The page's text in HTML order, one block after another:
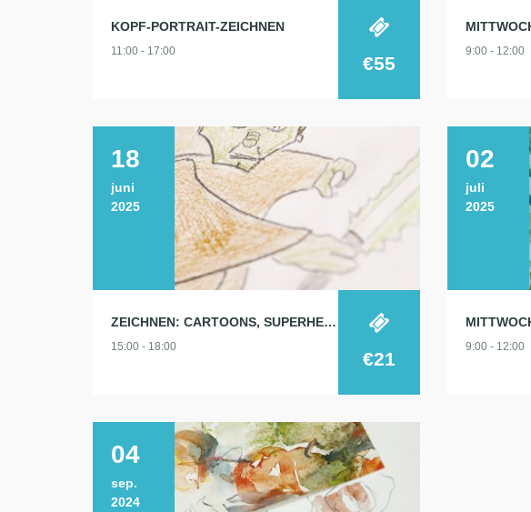
KOPF-PORTRAIT-ZEICHNEN
11:00 - 17:00
€55
9:00 - 12:00
18
juni
2025
ZEICHNEN: CARTOONS, SUPERHELDEN, TIERE…
15:00 - 18:00
€21
02
juli
2025
9:00 - 12:00
04
sep.
2024